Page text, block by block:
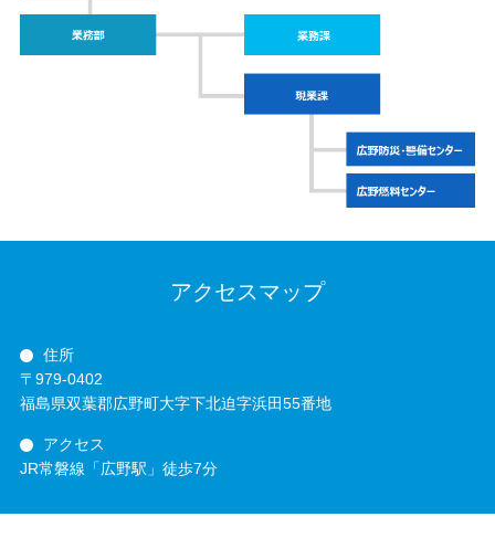
アクセスマップ
住所
〒979-0402
福島県双葉郡広野町大字下北迫字浜田55番地
アクセス
JR常磐線「広野駅」徒歩7分